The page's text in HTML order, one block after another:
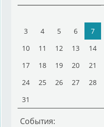
3
4 5 6 7
10
11 12 13 14
17
18 19 20 21
24
25 26 27 28
31
События: